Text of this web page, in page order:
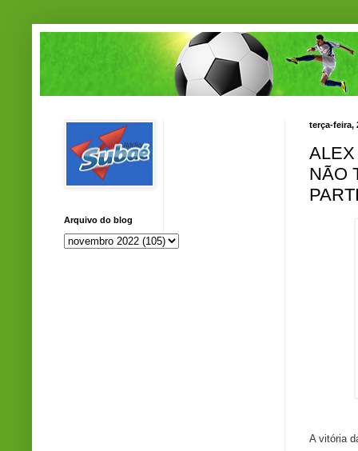
terça-feira,
NÃO
A vitória
Arquivo do blog